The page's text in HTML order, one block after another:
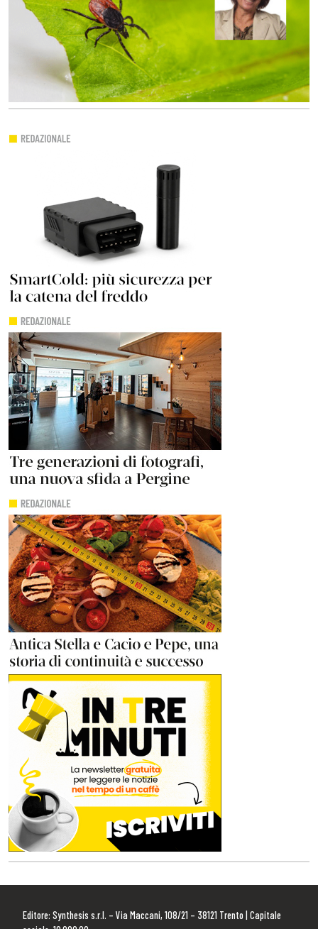
Editore: Synthesis s.r.l. – Via Maccani, 108/21 – 38121 Trento | Capitale